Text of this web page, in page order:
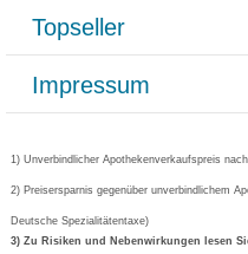
Datenschutz
AGB
Cookie-Einstellungen
Vertrag widerrufen
Paketlieferstatus
Versandkosten
Bestellschein ausfüllen
Newsletteranmeldung
Rezeptlieferung
Bonusprogramm
Gutschein und Rabatte
Kundenbewertung
Topseller
Grippostad
Bepanthen
Formoline
Impressum
1) Unverbindlicher Apothekenverkaufspreis nach
2) Preisersparnis gegenüber unverbindlichem
Deutsche Spezialitätentaxe)
3) Zu Risiken und Nebenwirkungen lesen